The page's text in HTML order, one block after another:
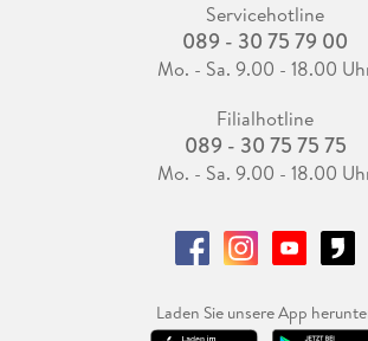
Servicehotline
089 - 30 75 79 00
Mo. - Sa. 9.00 - 18.00
Filialhotline
089 - 30 75 75 75
Mo. - Sa. 9.00 - 18.00
Laden Sie unsere App